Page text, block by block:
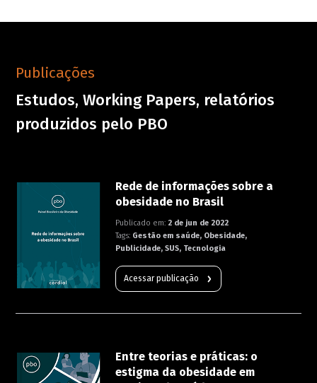
Publicações
Estudos, Working Papers, relatórios
produzidos pelo PBO
Rede de informações sobre a
obesidade no Brasil
Publicado em: 2 de jun de 2022
Tags: Gestão em saúde, Obesidade,
Publicidade, SUS, Tecnologia
Acessar publicação
Entre teorias e práticas: o
estigma da obesidade em